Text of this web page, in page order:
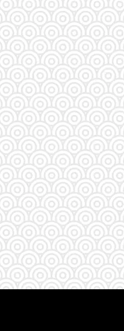
Somos un equipo
trabajando todos
darte la más
experiencia
japonesa en
gusta estar allí y
la mejor manera
que estés
sabido traer para
deliciosos sushis
orientales desde
en la ciudad de
Jalisco.